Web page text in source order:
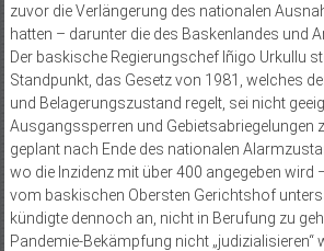
zuvor die Verlängerung des nationalen
hatten – darunter die des Baskenlandes und
Der baskische Regierungschef Iñigo Urkullu
Standpunkt, das Gesetz von 1981, welches
und Belagerungszustand regelt, sei nicht
Ausgangssperren und Gebietsabriegelungen
geplant nach Ende des nationalen
wo die Inzidenz mit über 400 angegeben wird
vom baskischen Obersten Gerichtshof
kündigte dennoch an, nicht in Berufung zu
Pandemie-Bekämpfung nicht „judizialisieren“